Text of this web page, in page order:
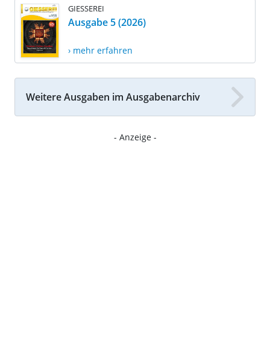
GIESSEREI
Ausgabe 5 (2026)
› mehr erfahren
Weitere Ausgaben im Ausgabenarchiv
- Anzeige -